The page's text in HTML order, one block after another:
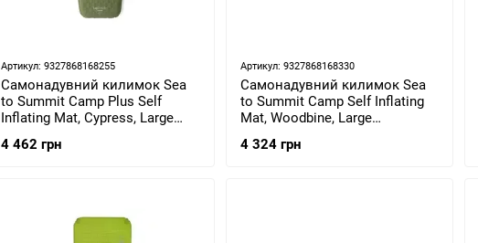
Артикул: 9327868168255
Самонадувний килимок Sea
to Summit Camp Plus Self
Inflating Mat, Cypress, Large
4 462 грн
Артикул: 9327868168330
Самонадувний килимок Sea
to Summit Camp Self Inflating
Mat, Woodbine, Large
006508)
4 324 грн